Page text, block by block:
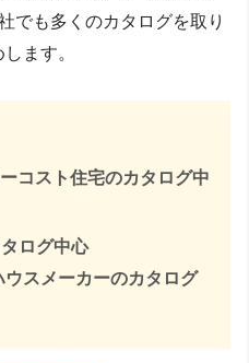
でも多くのカタログを取り
ます。
コスト住宅のカタログ中
ログ中心
スメーカーのカタログ